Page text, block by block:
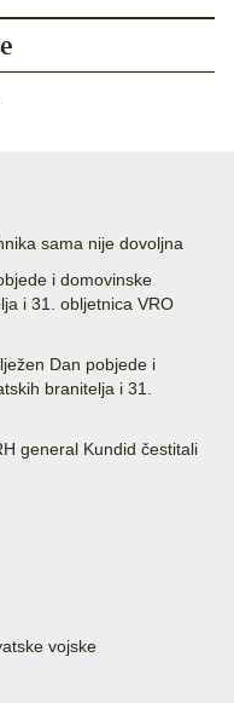
sama nije dovoljna
i domovinske
i 31. obljetnica VRO
Dan pobjede i
branitelja i 31.
general Kundid čestitali
vojske